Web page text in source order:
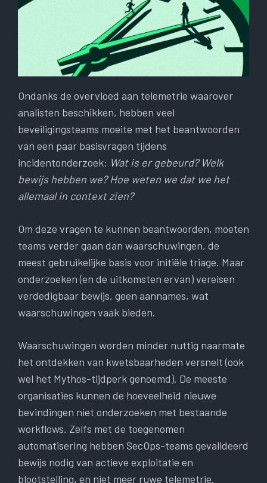
Ondanks de overvloed aan telemetrie waarover
analisten beschikken, hebben veel
beveiligingsteams moeite met het beantwoorden
van een paar basisvragen tijdens
incidentonderzoek: Wat is er gebeurd? Welk
bewijs hebben we? Hoe weten we dat we het
allemaal in context zien?
Om deze vragen te kunnen beantwoorden, moeten
teams verder gaan dan waarschuwingen, de
meest gebruikelijke basis voor initiële triage. Maar
onderzoeken (en de uitkomsten ervan) vereisen
verdedigbaar bewijs, geen aannames, wat
waarschuwingen vaak bieden.
Waarschuwingen worden minder nuttig naarmate
het ontdekken van kwetsbaarheden versnelt (ook
wel het Mythos-tijdperk genoemd). De meeste
organisaties kunnen de hoeveelheid nieuwe
bevindingen niet onderzoeken met bestaande
workflows. Zelfs met de toegenomen
automatisering hebben SecOps-teams gevalideerd
bewijs nodig van actieve exploitatie en
blootstelling, en niet meer ruwe telemetrie.